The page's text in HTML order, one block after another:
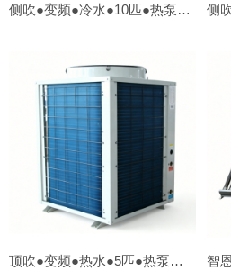
侧吹●变频●冷水●10匹●热泵【外贸OEM】
顶吹●变频●热水●5匹●热泵【外贸OEM】